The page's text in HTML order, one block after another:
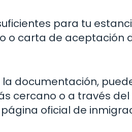
para tu
o carta de aceptación
documentación,
cercano o a través
oficial de